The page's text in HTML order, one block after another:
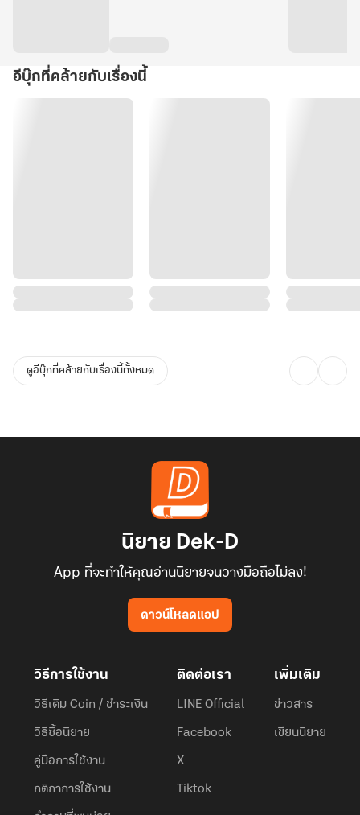
อีบุ๊กที่คล้ายกับเรื่องนี้
ดูอีบุ๊กที่คล้ายกับเรื่องนี้ทั้งหมด
นิยาย Dek-D
App ที่จะทำให้คุณอ่านนิยายจนวางมือถือไม่ลง!
ดาวน์โหลดแอป
วิธีการใช้งาน
วิธีเติม Coin / ชำระเงิน
วิธีซื้อนิยาย
คู่มือการใช้งาน
กติกาการใช้งาน
ติดต่อเรา
LINE Official
Facebook
X
Tiktok
เพิ่มเติม
ข่าวสาร
เขียนนิยาย